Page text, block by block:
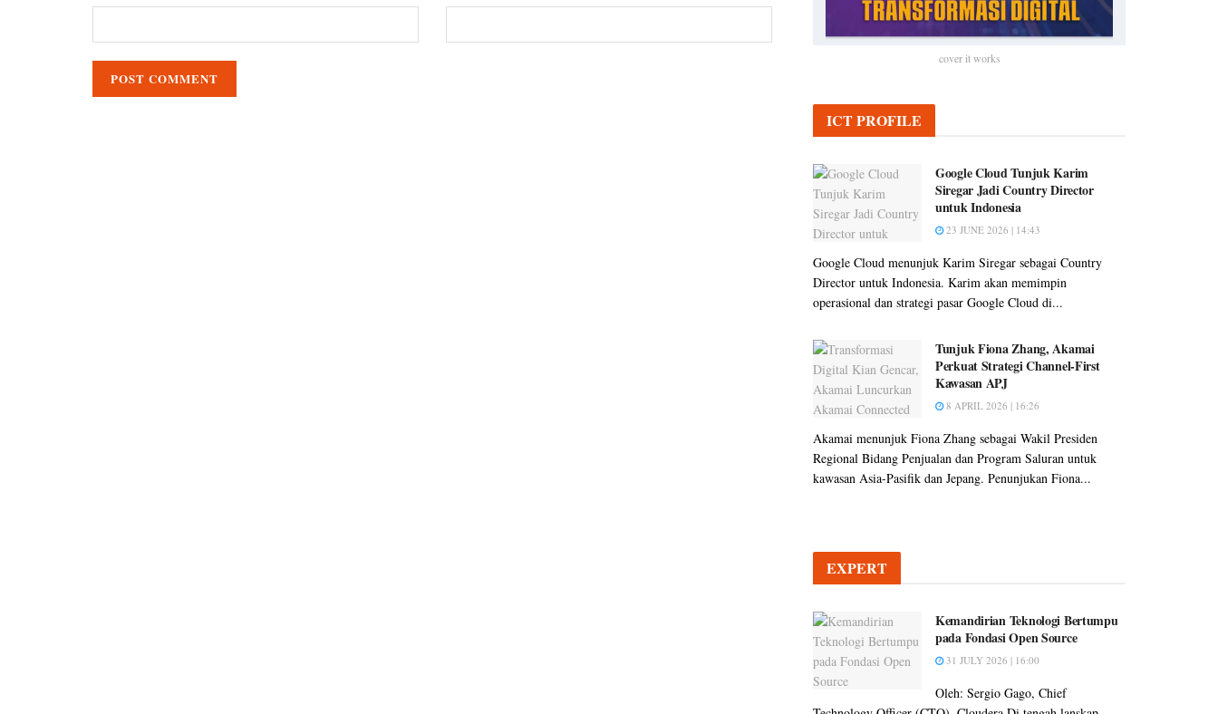
cover it works
ICT PROFILE
Google Cloud Tunjuk Karim
Siregar Jadi Country Director
untuk Indonesia
23 JUNE 2026 | 14:43
Google Cloud menunjuk Karim Siregar sebagai Country
Director untuk Indonesia. Karim akan memimpin
operasional dan strategi pasar Google Cloud di...
Tunjuk Fiona Zhang, Akamai
Perkuat Strategi Channel-First
Kawasan APJ
8 APRIL 2026 | 16:26
Akamai menunjuk Fiona Zhang sebagai Wakil Presiden
Regional Bidang Penjualan dan Program Saluran untuk
kawasan Asia-Pasifik dan Jepang. Penunjukan Fiona...
EXPERT
Kemandirian Teknologi Bertumpu
pada Fondasi Open Source
31 JULY 2026 | 16:00
Oleh: Sergio Gago, Chief